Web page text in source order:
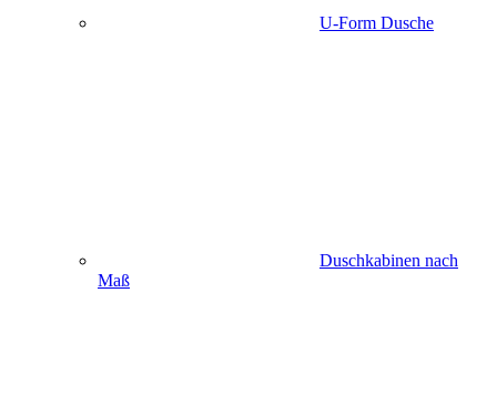
U-Form Dusche
Duschkabinen nach
Maß